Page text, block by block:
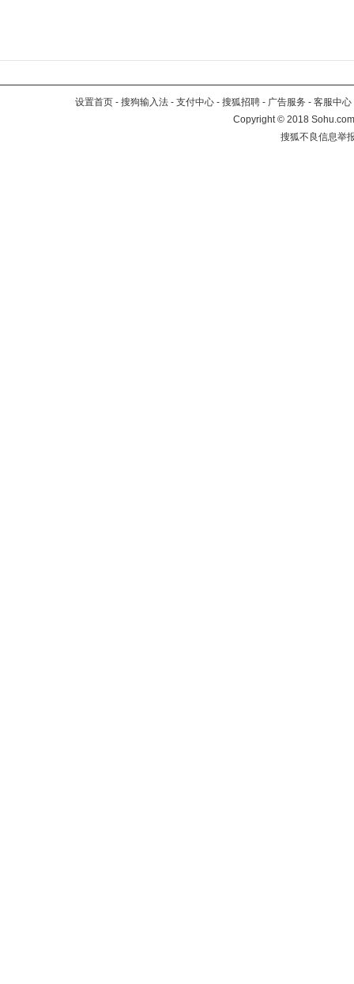
设置首页 - 搜狗输入法 - 支付中心 - 搜狐招聘 - 广告服务 - 客服中心
Copyright©2018
搜狐不良信息举